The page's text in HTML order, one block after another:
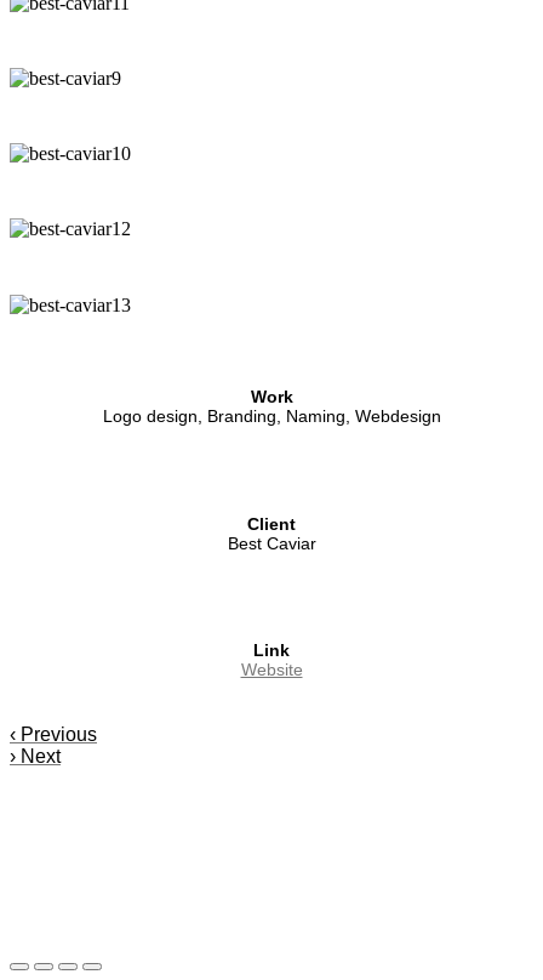
Work
Logo design, Branding, Naming, Webdesign
Client
Best Caviar
Link
Website
‹ Previous
› Next